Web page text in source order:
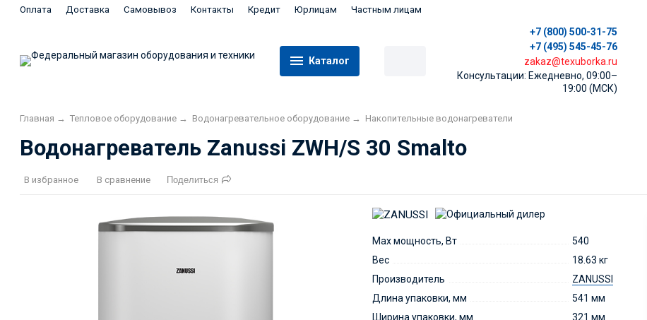
Оплата Доставка Самовывоз Контакты Кредит Юрлицам Частным лицам
Каталог
+7 (800) 500-31-75
+7 (495) 545-45-76
zakaz@texuborka.ru
Консультации: Ежедневно, 09:00–
19:00 (МСК)
Главная → Тепловое оборудование → Водонагревательное оборудование → Накопительные водонагреватели
Водонагреватель Zanussi ZWH/S 30 Smalto
В избранное В сравнение Поделиться
Max мощность, Вт
540
Вес
18.63 кг
Производитель
ZANUSSI
Длина упаковки, мм
541 мм
Ширина упаковки, мм
321 мм